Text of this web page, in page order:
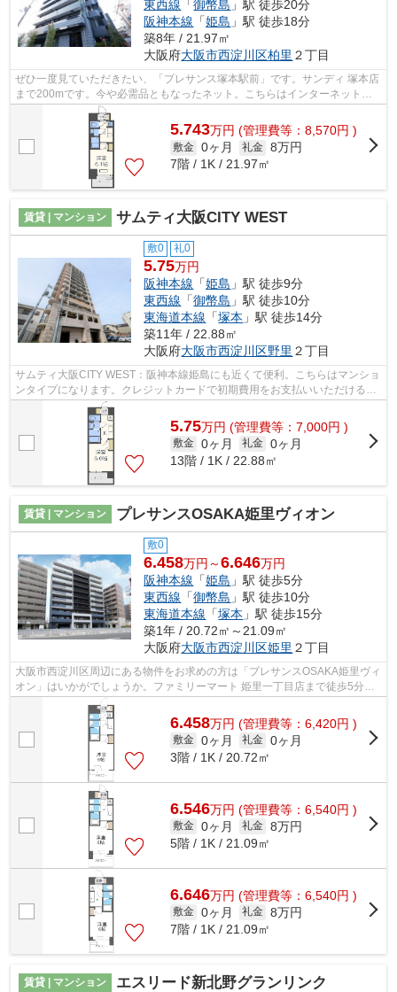
東西線 「御幣島 」駅 徒歩20分
阪神本線 「姫島 」駅 徒歩18分
築8年 / 21.97㎡
大阪府大阪市西淀川区柏里 ２丁目
ぜひ一度見ていただきたい、「プレサンス塚本駅前」です。サンディ 塚本店
まで200mです。今や必需品ともなったネット。こちらはインターネット有
り物件です。この物件は駅から徒歩2分...
5.743万円 (管理費等：8,570円 )
敷金 0ヶ月 礼金 8万円
7階 / 1K / 21.97㎡
賃貸 | マンション サムティ大阪CITY WEST
敷0 礼0
5.75万円
阪神本線 「姫島 」駅 徒歩9分
東西線 「御幣島 」駅 徒歩10分
東海道本線 「塚本 」駅 徒歩14分
築11年 / 22.88㎡
大阪府大阪市西淀川区野里 ２丁目
サムティ大阪CITY WEST：阪神本線姫島にも近くて便利。こちらはマンショ
ンタイプになります。クレジットカードで初期費用をお支払いいただける物
件です。14階建ての物件となっています...
5.75万円 (管理費等：7,000円 )
敷金 0ヶ月 礼金 0ヶ月
13階 / 1K / 22.88㎡
賃貸 | マンション プレサンスOSAKA姫里ヴィオン
敷0
6.458万円～6.646万円
阪神本線 「姫島 」駅 徒歩5分
東西線 「御幣島 」駅 徒歩10分
東海道本線 「塚本 」駅 徒歩15分
築1年 / 20.72㎡～21.09㎡
大阪府大阪市西淀川区姫里 ２丁目
大阪市西淀川区周辺にある物件をお求めの方は「プレサンスOSAKA姫里ヴィ
オン」はいかがでしょうか。ファミリーマート 姫里一丁目店まで徒歩5分と
近場にコンビニがあるのもポイント。共...
6.458万円 (管理費等：6,420円 )
敷金 0ヶ月 礼金 0ヶ月
3階 / 1K / 20.72㎡
6.546万円 (管理費等：6,540円 )
敷金 0ヶ月 礼金 8万円
5階 / 1K / 21.09㎡
6.646万円 (管理費等：6,540円 )
敷金 0ヶ月 礼金 8万円
7階 / 1K / 21.09㎡
賃貸 | マンション エスリード新北野グランリンク